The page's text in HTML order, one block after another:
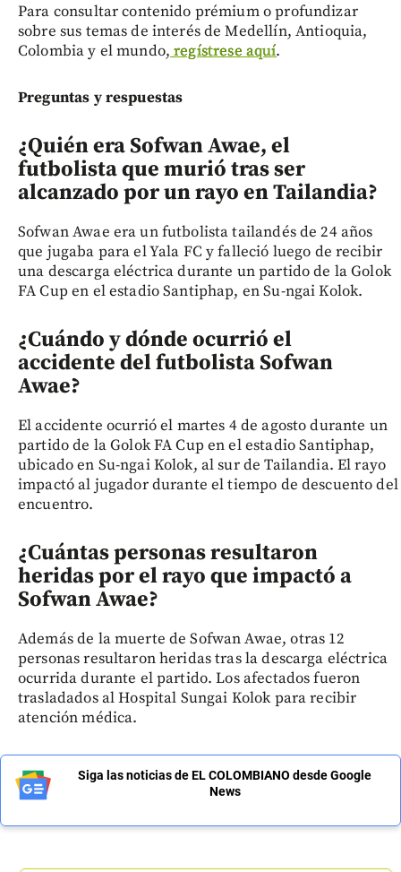
Para consultar contenido prémium o profundizar
sobre sus temas de interés de Medellín, Antioquia,
Colombia y el mundo, regístrese aquí.
Preguntas y respuestas
¿Quién era Sofwan Awae, el
futbolista que murió tras ser
alcanzado por un rayo en Tailandia?
Sofwan Awae era un futbolista tailandés de 24 años
que jugaba para el Yala FC y falleció luego de recibir
una descarga eléctrica durante un partido de la Golok
FA Cup en el estadio Santiphap, en Su-ngai Kolok.
¿Cuándo y dónde ocurrió el
accidente del futbolista Sofwan
Awae?
El accidente ocurrió el martes 4 de agosto durante un
partido de la Golok FA Cup en el estadio Santiphap,
ubicado en Su-ngai Kolok, al sur de Tailandia. El rayo
impactó al jugador durante el tiempo de descuento del
encuentro.
¿Cuántas personas resultaron
heridas por el rayo que impactó a
Sofwan Awae?
Además de la muerte de Sofwan Awae, otras 12
personas resultaron heridas tras la descarga eléctrica
ocurrida durante el partido. Los afectados fueron
trasladados al Hospital Sungai Kolok para recibir
atención médica.
Siga las noticias de EL COLOMBIANO desde Google
News